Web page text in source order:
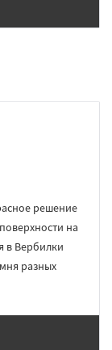
решение
на
в Вербилки
разных